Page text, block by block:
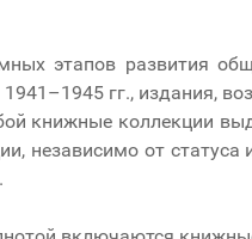
этапов развития
гг., издания,
книжные коллекции
независимо от статуса